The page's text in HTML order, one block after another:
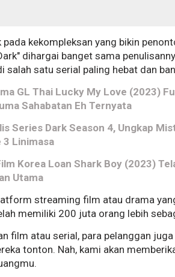
kekompleksan yang bikin
dihargai banget sama
salah satu serial paling hebat dan
GL Thai Lucky My Love (2023)
Sahabatan Eh Ternyata
Series Dark Season 4, Ungkap
3 Linimasa
Korea Loan Shark Boy (2023)
Utama
streaming film atau drama
memiliki 200 juta orang lebih
film atau serial, para pelanggan
tonton. Nah, kami akan